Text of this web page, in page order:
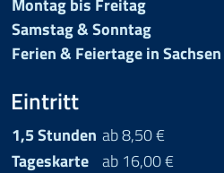
Samstag & Sonntag
Ferien & Feiertage in Sachsen
Eintritt
1,5 Stunden ab 8,50 €
Tageskarte ab 16,00 €